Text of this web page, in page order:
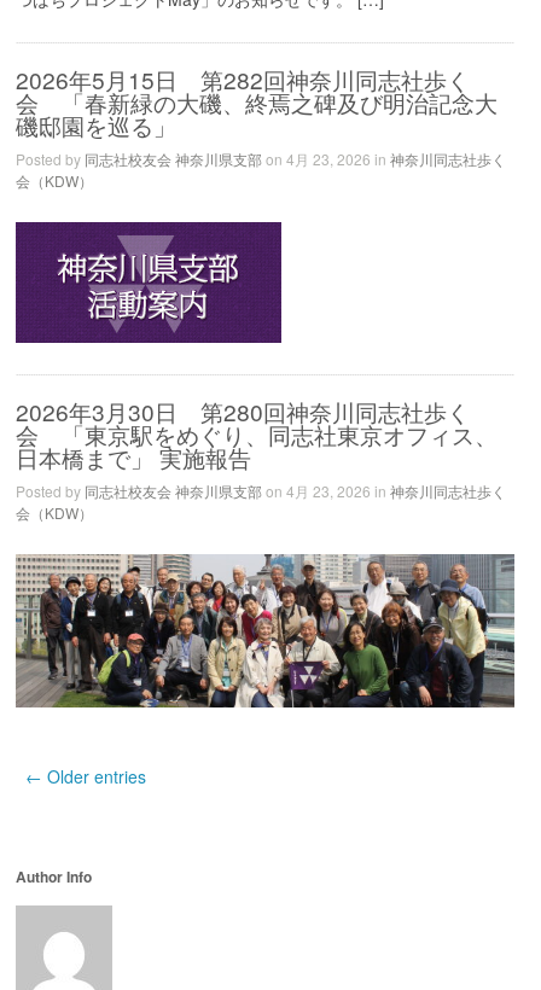
2026年5月15日 第282回神奈川同志社歩く
会 「春新緑の大磯、終焉之碑及び明治記念大
磯邸園を巡る」
Posted by 同志社校友会 神奈川県支部on 4月 23, 2026 in神奈川同志社歩く
会（KDW）
2026年3月30日 第280回神奈川同志社歩く
会 「東京駅をめぐり、同志社東京オフィス、
日本橋まで」 実施報告
Posted by 同志社校友会 神奈川県支部on 4月 23, 2026 in神奈川同志社歩く
会（KDW）
← Older entries
Author Info